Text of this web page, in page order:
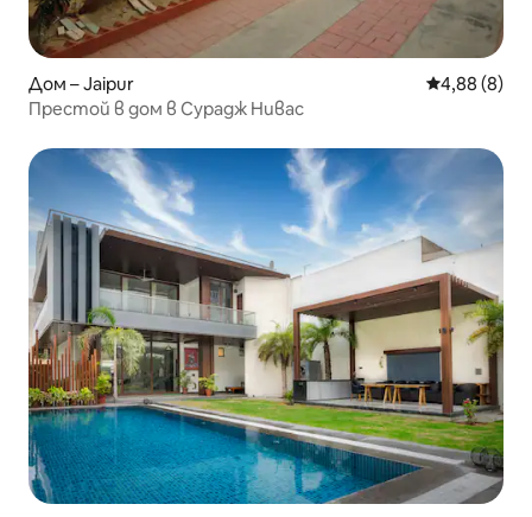
Дом – Jaipur Средна
4,88 (8)
Престой в дом в Сурадж Нивас